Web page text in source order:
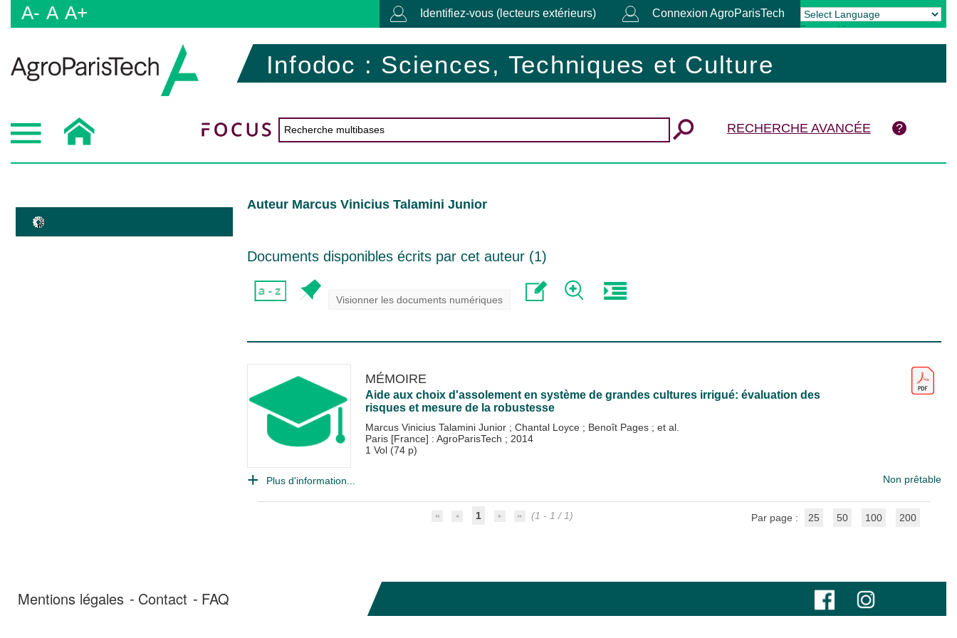
A- A A+ Identifiez-vous (lecteurs extérieurs) Connexion AgroParisTech
Powered by Translate
Infodoc : Sciences, Techniques et Culture
RECHERCHE AVANCÉE
Auteur Marcus Vinicius Talamini Junior
Documents disponibles écrits par cet auteur (1)
Visionner les documents numériques
MÉMOIRE
Aide aux choix d'assolement en système de grandes cultures irrigué: évaluation des
risques et mesure de la robustesse
Marcus Vinicius Talamini Junior ; Chantal Loyce ; Benoît Pages ; et al.
Paris [France] : AgroParisTech ; 2014
1 Vol (74 p)
Plus d'information... Non prêtable
1 (1 - 1 / 1) Par page : 25 50 100 200
Mentions légales Contact FAQ